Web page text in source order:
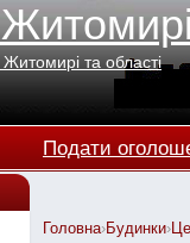
та області
Подати
Головна›Будинки›